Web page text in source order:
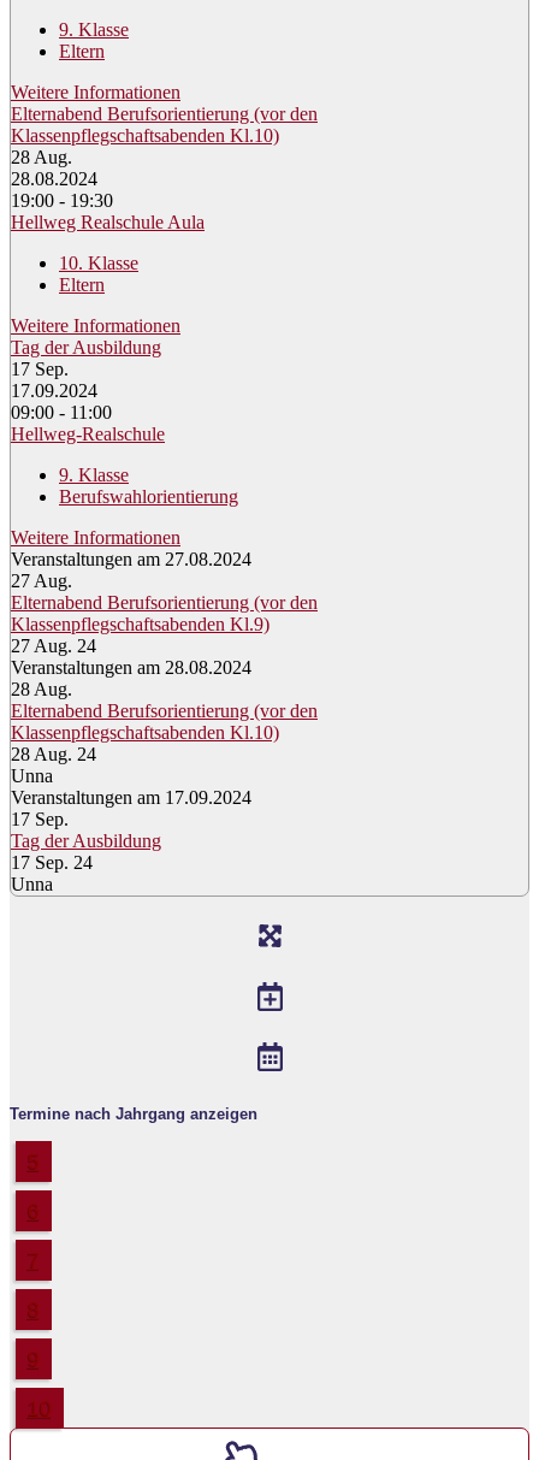
9. Klasse
Eltern
Weitere Informationen
Elternabend Berufsorientierung (vor den
Klassenpflegschaftsabenden Kl.10)
28 Aug.
28.08.2024
19:00 - 19:30
Hellweg Realschule Aula
10. Klasse
Eltern
Weitere Informationen
Tag der Ausbildung
17 Sep.
17.09.2024
09:00 - 11:00
Hellweg-Realschule
9. Klasse
Berufswahlorientierung
Weitere Informationen
Veranstaltungen am 27.08.2024
27 Aug.
Elternabend Berufsorientierung (vor den
Klassenpflegschaftsabenden Kl.9)
27 Aug. 24
Veranstaltungen am 28.08.2024
28 Aug.
Elternabend Berufsorientierung (vor den
Klassenpflegschaftsabenden Kl.10)
28 Aug. 24
Unna
Veranstaltungen am 17.09.2024
17 Sep.
Tag der Ausbildung
17 Sep. 24
Unna
Termine nach Jahrgang anzeigen
5
6
7
8
9
10